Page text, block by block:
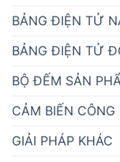
BẢNG ĐIỆN TỬ
BẢNG ĐIỆN TỬ
BỘ ĐẾM SẢN
CẢM BIẾN CÔNG
GIẢI PHÁP KHÁC